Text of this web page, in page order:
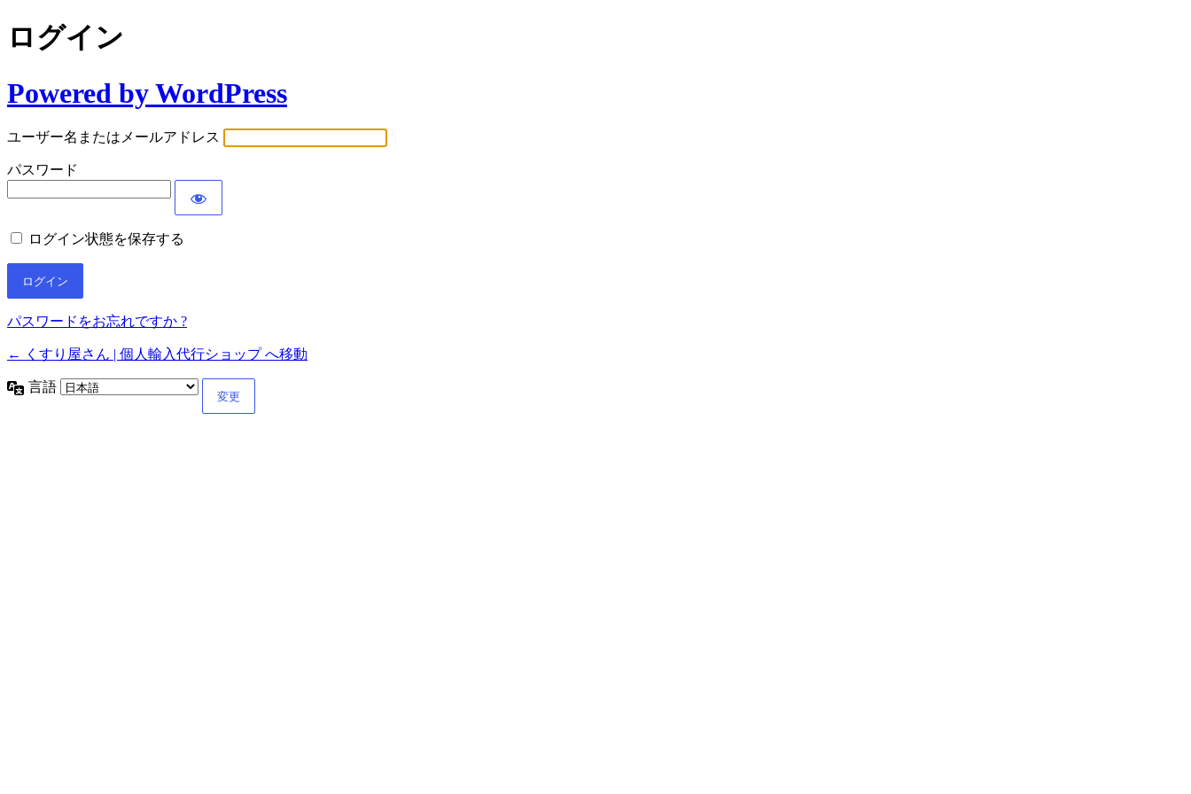
ログイン
Powered by WordPress
ユーザー名またはメールアドレス
パスワード
ログイン状態を保存する
パスワードをお忘れですか ?
← くすり屋さん | 個人輸入代行ショップ へ移動
言語